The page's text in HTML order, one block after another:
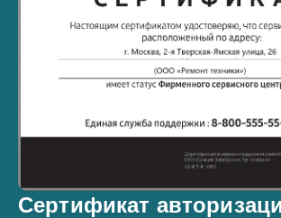
Сертификат